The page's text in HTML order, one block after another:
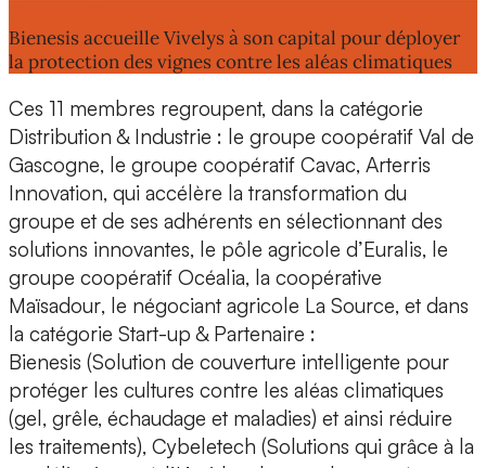
Bienesis accueille Vivelys à son capital pour déployer
la protection des vignes contre les aléas climatiques
Ces 11 membres regroupent, dans la catégorie
Distribution & Industrie : le groupe coopératif Val de
Gascogne, le groupe coopératif Cavac, Arterris
Innovation, qui accélère la transformation du
groupe et de ses adhérents en sélectionnant des
solutions innovantes, le pôle agricole d’Euralis, le
groupe coopératif Océalia, la coopérative
Maïsadour, le négociant agricole La Source, et dans
la catégorie Start-up & Partenaire :
Bienesis (Solution de couverture intelligente pour
protéger les cultures contre les aléas climatiques
(gel, grêle, échaudage et maladies) et ainsi réduire
les traitements), Cybeletech (Solutions qui grâce à la